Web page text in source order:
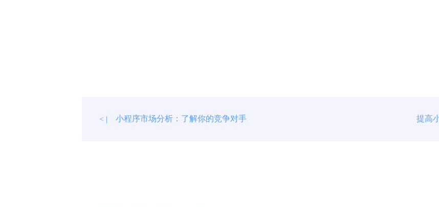
< | 小程序市场分析：了解你的竞争对手 提高